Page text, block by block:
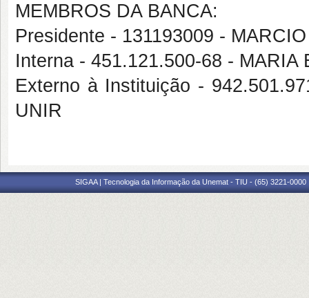
MEMBROS DA BANCA:
Presidente - 131193009 -
Interna - 451.121.500-68 -
Externo à Instituição -
UNIR
SIGAA | Tecnologia da Informação da Unemat - TIU - (65) 3221-